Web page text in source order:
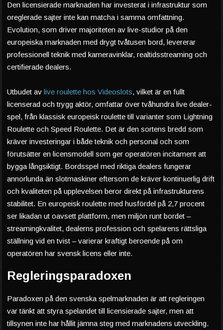
Den licensierade marknaden har investerat i infrastruktur som
oreglerade sajter inte kan matcha i samma omfattning.
Evolution, som driver majoriteten av live-studior på den
europeiska marknaden med drygt tvåtusen bord, levererar
professionell teknik med kameravinklar, realtidsstreaming och
certifierade dealers.
Utbudet av live roulette hos Videoslots, vilket är en fullt
licenserad och trygg aktör, omfattar över tvåhundra live dealer-
spel, från klassisk europeisk roulette till varianter som Lightning
Roulette och Speed Roulette. Det är den sortens bredd som
kräver investeringar i både teknik och personal och som
förutsätter en licensmodell som ger operatören incitament att
bygga långsiktigt. Bordsspel med riktiga dealers fungerar
annorlunda än slotmaskiner eftersom de kräver kontinuerlig drift
och kvaliteten på upplevelsen beror direkt på infrastrukturens
stabilitet. En europeisk roulette med husfördel på 2,7 procent
ser likadan ut oavsett plattform, men miljön runt bordet –
streamingkvalitet, dealerns profession och spelarens rättsliga
ställning vid en tvist – varierar kraftigt beroende på om
operatören har svensk licens eller inte.
Regleringsparadoxen
Paradoxen på den svenska spelmarknaden är att regleringen
var tänkt att styra spelandet till licensierade sajter, men att
tillsynen inte har hållit jämna steg med marknadens utveckling.